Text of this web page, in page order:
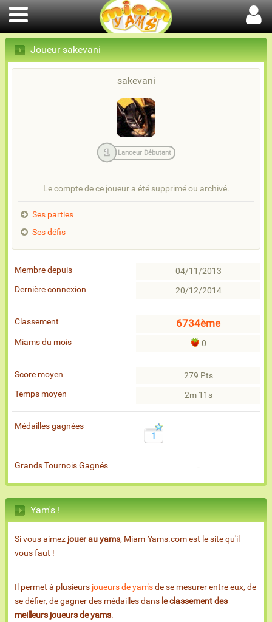
Joueur sakevani
sakevani
1 Lanceur Débutant
Le compte de ce joueur a été supprimé ou archivé.
Ses parties
Ses défis
Membre depuis
04/11/2013
Dernière connexion
20/12/2014
Classement 6734ème
Miams du mois 0
Score moyen
279 Pts
Temps moyen
2m 11s
Médailles gagnées
1
Grands Tournois Gagnés -
Yam's !
Si vous aimez jouer au yams, Miam-Yams.com est le site qu'il
vous faut !
Il permet à plusieurs joueurs de yam'sde se mesurer entre eux, de
se défier, de gagner des médailles dans le classement des
meilleurs joueurs de yams.